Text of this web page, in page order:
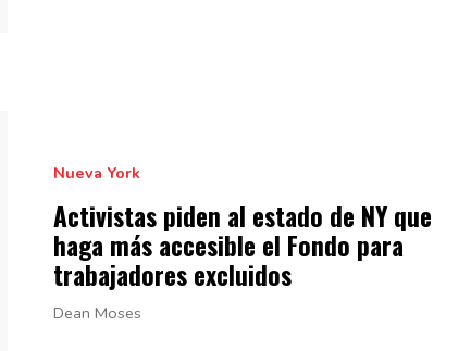
Nueva York
Activistas piden al estado de NY que
haga más accesible el Fondo para
trabajadores excluidos
Dean Moses